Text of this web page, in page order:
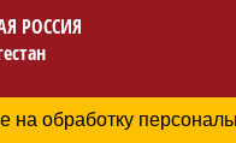
РОССИЯ
на обработку